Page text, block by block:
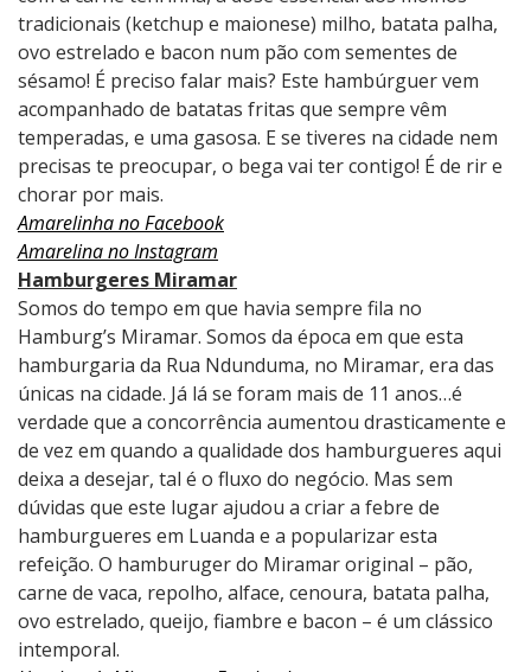
tradicionais (ketchup e maionese) milho, batata palha,
ovo estrelado e bacon num pão com sementes de
sésamo! É preciso falar mais? Este hambúrguer vem
acompanhado de batatas fritas que sempre vêm
temperadas, e uma gasosa. E se tiveres na cidade nem
precisas te preocupar, o bega vai ter contigo! É de rir e
chorar por mais.
Amarelinha no Facebook
Amarelina no Instagram
Hamburgeres Miramar
Somos do tempo em que havia sempre fila no
Hamburg’s Miramar. Somos da época em que esta
hamburgaria da Rua Ndunduma, no Miramar, era das
únicas na cidade. Já lá se foram mais de 11 anos…é
verdade que a concorrência aumentou drasticamente e
de vez em quando a qualidade dos hamburgueres aqui
deixa a desejar, tal é o fluxo do negócio. Mas sem
dúvidas que este lugar ajudou a criar a febre de
hamburgueres em Luanda e a popularizar esta
refeição. O hamburuger do Miramar original – pão,
carne de vaca, repolho, alface, cenoura, batata palha,
ovo estrelado, queijo, fiambre e bacon – é um clássico
intemporal.